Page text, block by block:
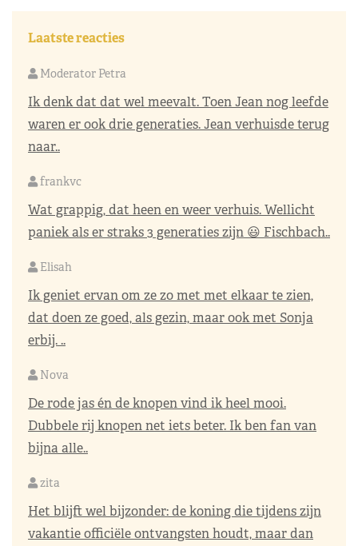
Laatste reacties
Moderator Petra
Ik denk dat dat wel meevalt. Toen Jean nog leefde
waren er ook drie generaties. Jean verhuisde terug
naar..
frankvc
Wat grappig, dat heen en weer verhuis. Wellicht
paniek als er straks 3 generaties zijn 😃 Fischbach..
Elisah
Ik geniet ervan om ze zo met met elkaar te zien,
dat doen ze goed, als gezin, maar ook met Sonja
erbij. ..
Nova
De rode jas én de knopen vind ik heel mooi.
Dubbele rij knopen net iets beter. Ik ben fan van
bijna alle..
zita
Het blijft wel bijzonder: de koning die tijdens zijn
vakantie officiële ontvangsten houdt, maar dan